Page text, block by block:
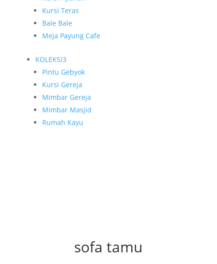
Kursi Teras
Bale Bale
Meja Payung Cafe
KOLEKSI3
Pintu Gebyok
Kursi Gereja
Mimbar Gereja
Mimbar Masjid
Rumah Kayu
sofa tamu